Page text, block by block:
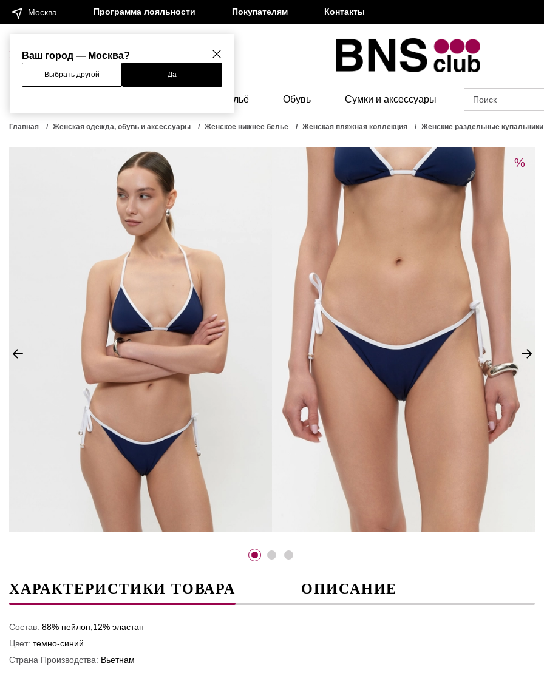
Ваш город — Москва?
Выбрать другой Да
Москва Программа лояльности Покупателям Контакты
Женщинам Мужчинам
Бельё Обувь Сумки и аксессуары
Главная Женская одежда, обувь и аксессуары Женское нижнее белье Женская пляжная коллекция Женские раздельные купальники
%
ХАРАКТЕРИСТИКИ ТОВАРА ОПИСАНИЕ
Состав: 88% нейлон,12% эластан
Цвет: темно-синий
Страна Производства: Вьетнам